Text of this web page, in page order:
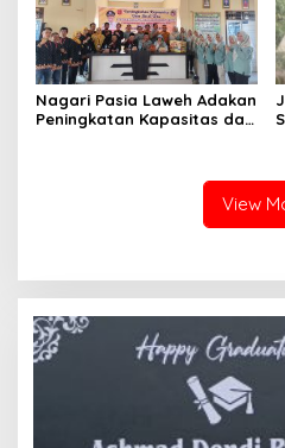
Nagari Pasia Laweh Adakan
Peningkatan Kapasitas dan
View